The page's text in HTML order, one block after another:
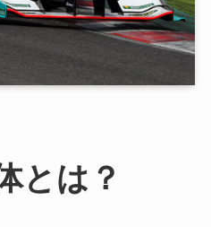
とは？